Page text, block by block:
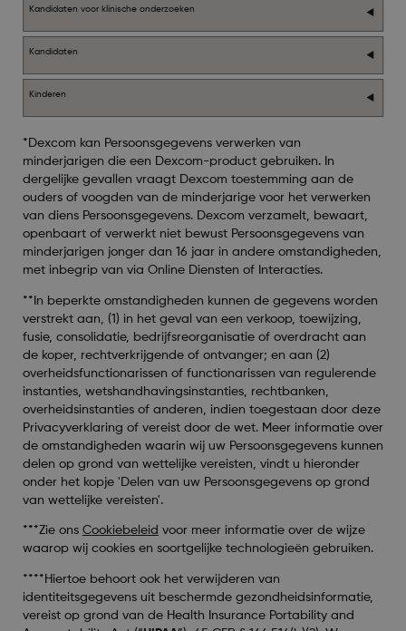
Kandidaten voor klinische onderzoeken
Kandidaten
Kinderen
*Dexcom kan Persoonsgegevens verwerken van
minderjarigen die een Dexcom-product gebruiken. In
dergelijke gevallen vraagt Dexcom toestemming aan de
ouders of voogden van de minderjarige voor het verwerken
van diens Persoonsgegevens. Dexcom verzamelt, bewaart,
openbaart of verwerkt niet bewust Persoonsgegevens van
minderjarigen jonger dan 16 jaar in andere omstandigheden,
met inbegrip van via Online Diensten of Interacties.
**In beperkte omstandigheden kunnen de gegevens worden
verstrekt aan, (1) in het geval van een verkoop, toewijzing,
fusie, consolidatie, bedrijfsreorganisatie of overdracht aan
de koper, rechtverkrijgende of ontvanger; en aan (2)
overheidsfunctionarissen of functionarissen van regulerende
instanties, wetshandhavingsinstanties, rechtbanken,
overheidsinstanties of anderen, indien toegestaan door deze
Privacyverklaring of vereist door de wet. Meer informatie over
de omstandigheden waarin wij uw Persoonsgegevens kunnen
delen op grond van wettelijke vereisten, vindt u hieronder
onder het kopje 'Delen van uw Persoonsgegevens op grond
van wettelijke vereisten'.
***Zie ons Cookiebeleid voor meer informatie over de wijze
waarop wij cookies en soortgelijke technologieën gebruiken.
****Hiertoe behoort ook het verwijderen van
identiteitsgegevens uit beschermde gezondheidsinformatie,
vereist op grond van de Health Insurance Portability and